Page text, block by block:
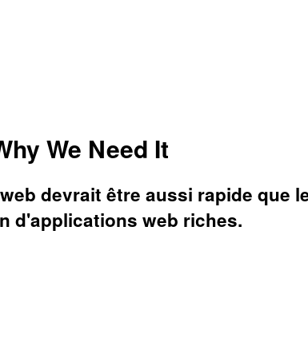
We Need It
devrait être aussi rapide que
d'applications web riches.